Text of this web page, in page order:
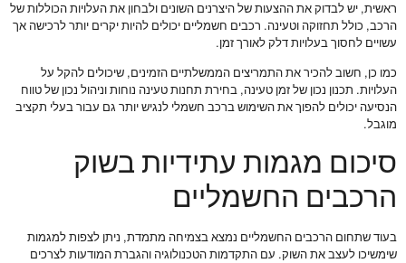
ראשית, יש לבדוק את ההצעות של היצרנים השונים ולבחון את העלויות הכוללות של
הרכב, כולל תחזוקה וטעינה. רכבים חשמליים יכולים להיות יקרים יותר לרכישה אך
עשויים לחסוך בעלויות דלק לאורך זמן.
כמו כן, חשוב להכיר את התמריצים הממשלתיים הזמינים, שיכולים להקל על
העלויות. תכנון נכון של זמן טעינה, בחירת תחנות טעינה נוחות וניהול נכון של טווח
הנסיעה יכולים להפוך את השימוש ברכב חשמלי לנגיש יותר גם עבור בעלי תקציב
מוגבל.
סיכום מגמות עתידיות בשוק
הרכבים החשמליים
בעוד שתחום הרכבים החשמליים נמצא בצמיחה מתמדת, ניתן לצפות למגמות
שימשיכו לעצב את השוק. עם התקדמות הטכנולוגיה והגברת המודעות לצרכים